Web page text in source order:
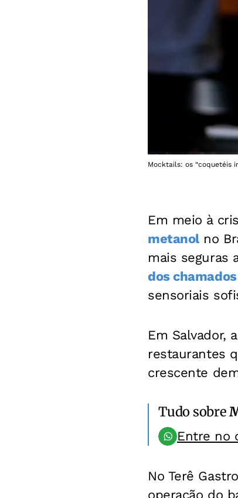
Mocktails: os “coquetéis
Em meio à
metanolno
mais seguras
dos
sensoriais
Em Salvador,
restaurantes
crescente
Tudo sobre
Entre no
No Terê
operação do